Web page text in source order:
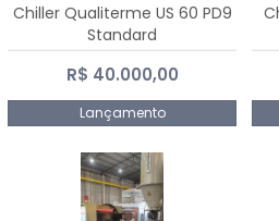
Chiller Qualiterme US 60 PD9
Standard
R$ 40.000,00
Lançamento